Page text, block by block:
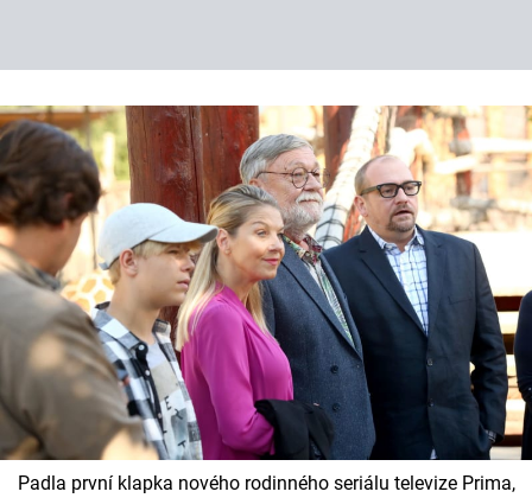
Padla první klapka nového rodinného seriálu televize Prima,